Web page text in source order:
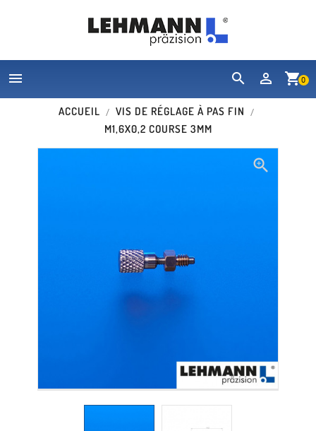
shopping_cart0
 
ACCUEIL
VIS DE RÉGLAGE À PAS FIN
M1,6X0,2 COURSE 3MM
